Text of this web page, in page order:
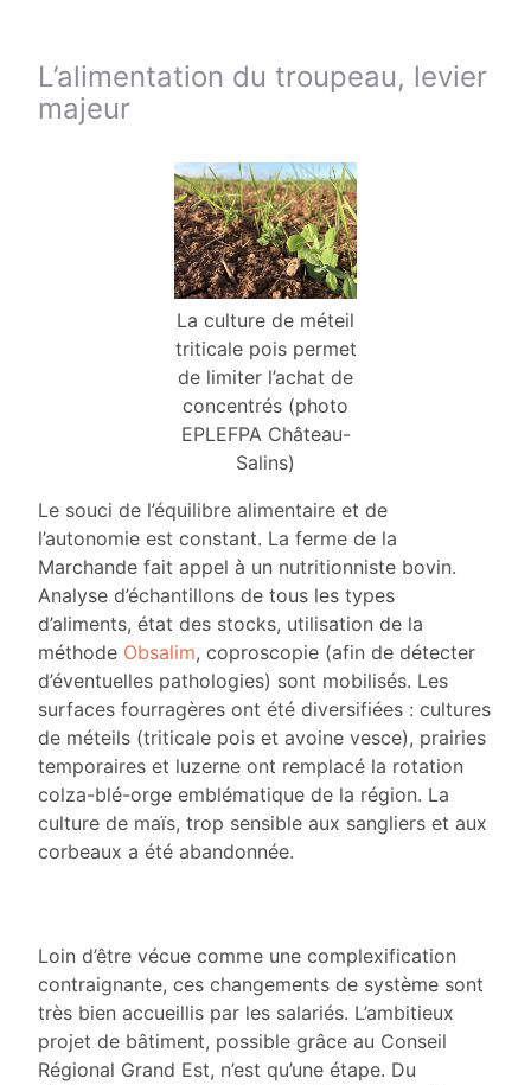
L’alimentation du troupeau, levier
majeur
La culture de méteil
triticale pois permet
de limiter l’achat de
concentrés (photo
EPLEFPA Château-
Salins)
Le souci de l’équilibre alimentaire et de
l’autonomie est constant. La ferme de la
Marchande fait appel à un nutritionniste bovin.
Analyse d’échantillons de tous les types
d’aliments, état des stocks, utilisation de la
méthode Obsalim, coproscopie (afin de détecter
d’éventuelles pathologies) sont mobilisés. Les
surfaces fourragères ont été diversifiées : cultures
de méteils (triticale pois et avoine vesce), prairies
temporaires et luzerne ont remplacé la rotation
colza-blé-orge emblématique de la région. La
culture de maïs, trop sensible aux sangliers et aux
corbeaux a été abandonnée.
Loin d’être vécue comme une complexification
contraignante, ces changements de système sont
très bien accueillis par les salariés. L’ambitieux
projet de bâtiment, possible grâce au Conseil
Régional Grand Est, n’est qu’une étape. Du